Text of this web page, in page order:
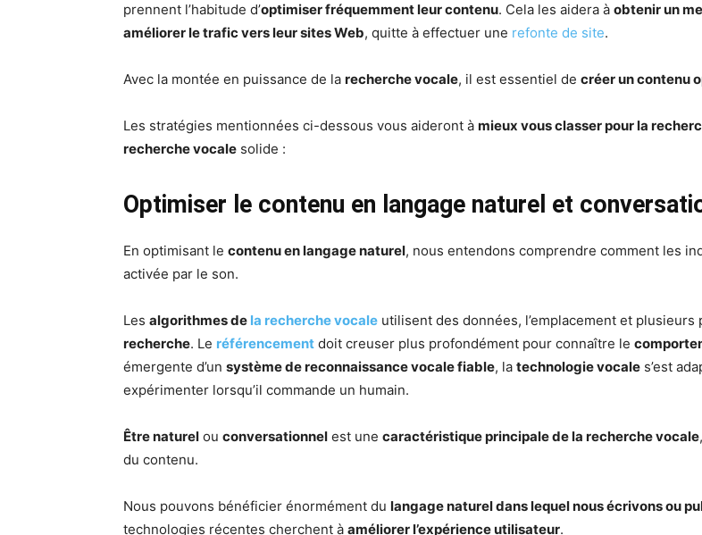
prennent l’habitude d’optimiser fréquemment leur contenu. Cela les aidera à obtenir un
améliorer le trafic vers leur sites Web, quitte à effectuer une refonte de site.
Avec la montée en puissance de la recherche vocale, il est essentiel de créer un contenu
Les stratégies mentionnées ci-dessous vous aideront à mieux vous classer pour la
recherche vocale solide :
Optimiser le contenu en langage naturel et
En optimisant le contenu en langage naturel, nous entendons comprendre comment les
activée par le son.
Les algorithmes de la recherche vocale utilisent des données, l’emplacement et
recherche. Le référencement doit creuser plus profondément pour connaître le
émergente d’un système de reconnaissance vocale fiable, la technologie vocale s’est
expérimenter lorsqu’il commande un humain.
Être naturel ou conversationnel est une caractéristique principale de la recherche vocale
du contenu.
Nous pouvons bénéficier énormément du langage naturel dans lequel nous écrivons ou
technologies récentes cherchent à améliorer l’expérience utilisateur.